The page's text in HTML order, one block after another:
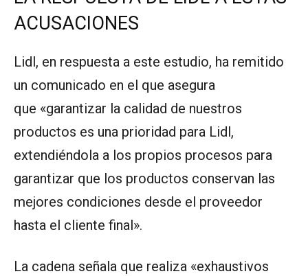
ACUSACIONES
Lidl, en respuesta a este estudio, ha remitido
un comunicado en el que asegura
que «garantizar la calidad de nuestros
productos es una prioridad para Lidl,
extendiéndola a los propios procesos para
garantizar que los productos conservan las
mejores condiciones desde el proveedor
hasta el cliente final».
La cadena señala que realiza «exhaustivos